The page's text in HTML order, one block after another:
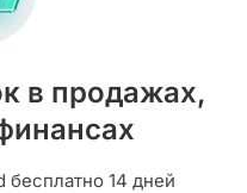
в продажах,
14 дней